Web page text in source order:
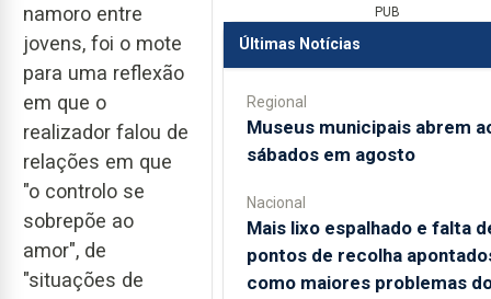
namoro entre
jovens, foi o mote
para uma reflexão
em que o
realizador falou de
relações em que
"o controlo se
sobrepõe ao
amor", de
"situações de
PUB
Últimas Notícias
Regional
Museus municipais abrem
sábados em agosto
Nacional
Mais lixo espalhado e falta
pontos de recolha
como maiores problemas